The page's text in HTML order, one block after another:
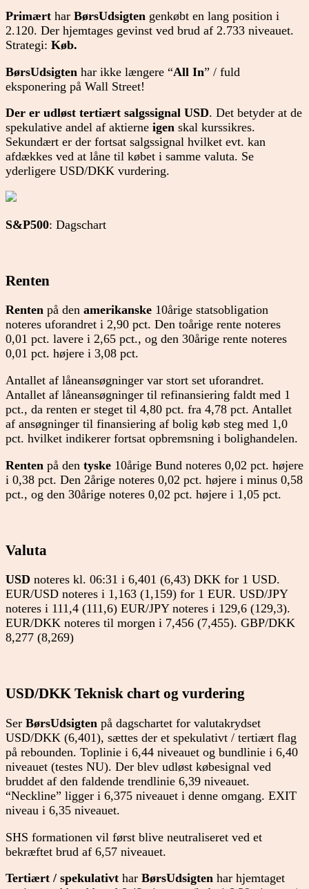
Primært har BørsUdsigten genkøbt en lang position i
2.120. Der hjemtages gevinst ved brud af 2.733 niveauet.
Strategi: Køb.
BørsUdsigten har ikke længere “All In” / fuld
eksponering på Wall Street!
Der er udløst tertiært salgssignal USD. Det betyder at de
spekulative andel af aktierne igen skal kurssikres.
Sekundært er der fortsat salgssignal hvilket evt. kan
afdækkes ved at låne til købet i samme valuta. Se
yderligere USD/DKK vurdering.
S&P500: Dagschart
Renten
Renten på den amerikanske 10årige statsobligation
noteres uforandret i 2,90 pct. Den toårige rente noteres
0,01 pct. lavere i 2,65 pct., og den 30årige rente noteres
0,01 pct. højere i 3,08 pct.
Antallet af låneansøgninger var stort set uforandret.
Antallet af låneansøgninger til refinansiering faldt med 1
pct., da renten er steget til 4,80 pct. fra 4,78 pct. Antallet
af ansøgninger til finansiering af bolig køb steg med 1,0
pct. hvilket indikerer fortsat opbremsning i bolighandelen.
Renten på den tyske 10årige Bund noteres 0,02 pct. højere
i 0,38 pct. Den 2årige noteres 0,02 pct. højere i minus 0,58
pct., og den 30årige noteres 0,02 pct. højere i 1,05 pct.
Valuta
USD noteres kl. 06:31 i 6,401 (6,43) DKK for 1 USD.
EUR/USD noteres i 1,163 (1,159) for 1 EUR. USD/JPY
noteres i 111,4 (111,6) EUR/JPY noteres i 129,6 (129,3).
EUR/DKK noteres til morgen i 7,456 (7,455). GBP/DKK
8,277 (8,269)
USD/DKK Teknisk chart og vurdering
Ser BørsUdsigten på dagschartet for valutakrydset
USD/DKK (6,401), sættes der et spekulativt / tertiært flag
på rebounden. Toplinie i 6,44 niveauet og bundlinie i 6,40
niveauet (testes NU). Der blev udløst købesignal ved
bruddet af den faldende trendlinie 6,39 niveauet.
“Neckline” ligger i 6,375 niveauet i denne omgang. EXIT
niveau i 6,35 niveauet.
SHS formationen vil først blive neutraliseret ved et
bekræftet brud af 6,57 niveauet.
Tertiært / spekulativt har BørsUdsigten har hjemtaget